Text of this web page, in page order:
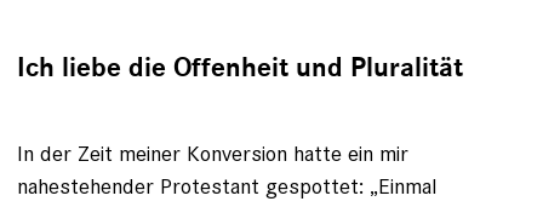
Ich liebe die Offenheit und Pluralität
In der Zeit meiner Konversion hatte ein mir
nahestehender Protestant gespottet: „Einmal